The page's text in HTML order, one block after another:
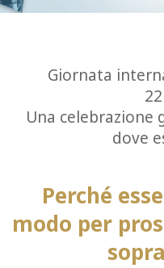
MEDIA
CONTACT
Giornata
Una celebrazione
dove
Perché
modo per